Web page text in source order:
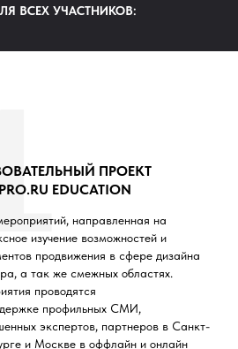
ВСЕХ УЧАСТНИКОВ:
ПРОЕКТ
EDUCATION
направленная на
изучение возможностей и
продвижения в сфере дизайна
а так же смежных областях.
проводятся
профильных СМИ,
экспертов, партнеров в Санкт-
и Москве в оффлайн и онлайн